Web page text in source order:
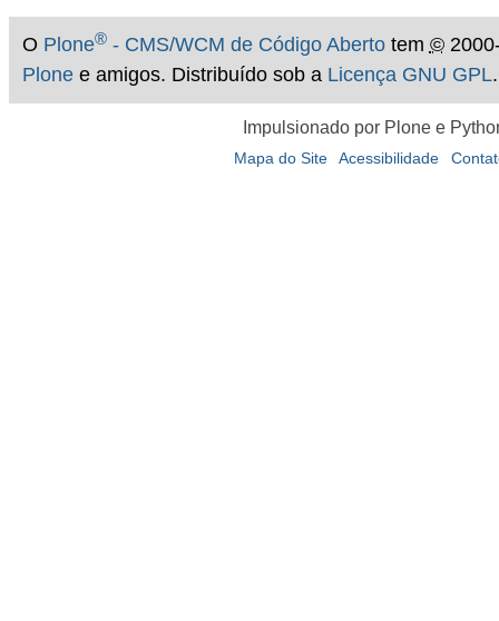
O Plone®- CMS/WCM de Código Abertotem ©
Plonee amigos. Distribuído sob a Licença GNU GPL.
Impulsionado por Plone e
Mapa do Site Acessibilidade